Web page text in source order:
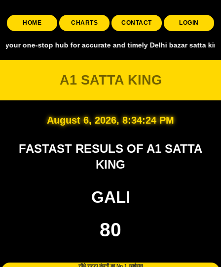
HOME CHARTS CONTACT LOGIN
hub for accurate and timely Delhi bazar satta king,
A1 SATTA KING
August 6, 2026, 8:34:25 PM
FASTAST RESULS OF A1 SATTA
KING
GALI
80
सीधे सट्टा कंपनी का No 1 खाईवाल